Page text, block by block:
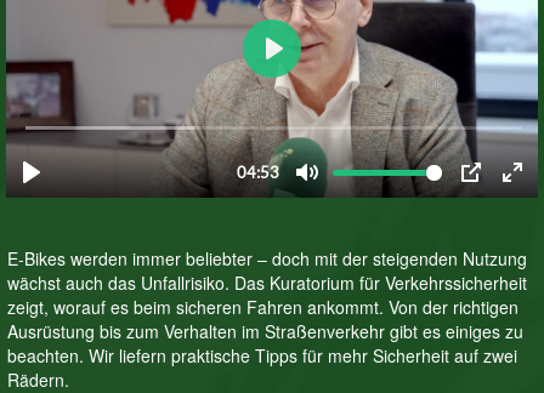
E-Bikes werden immer beliebter – doch mit der steigenden Nutzung
wächst auch das Unfallrisiko. Das Kuratorium für Verkehrssicherheit
zeigt, worauf es beim sicheren Fahren ankommt. Von der richtigen
Ausrüstung bis zum Verhalten im Straßenverkehr gibt es einiges zu
beachten. Wir liefern praktische Tipps für mehr Sicherheit auf zwei
Rädern.